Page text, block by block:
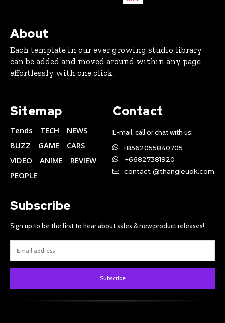
About
Each template in our ever growing studio library
can be added and moved around within any page
effortlessly with one click.
Sitemap
Tends TECH
NEWS
BUZZ
GAME
CARS
VIDEO
ANIME
REVIEW
PEOPLE
Contact
E-mail, call or chat with us:
+8562055840705
+66827381920
contact @thangleuok.com
Subscribe
Sign up to be the first to hear about sales & new product releases!
Subscribe